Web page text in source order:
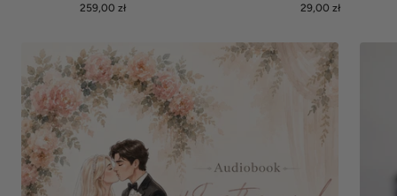
Cena
259,00 zł
Cena
29,00 zł